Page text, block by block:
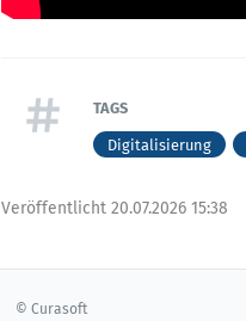
TAGS
Digitalisierung
Veröffentlicht 20.07.2026 15:38
© Curasoft